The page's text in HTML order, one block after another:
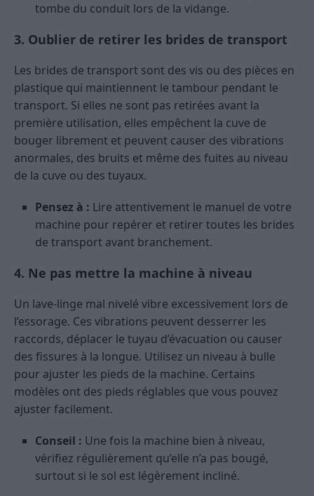
tombe du conduit lors de la vidange.
3. Oublier de retirer les brides de transport
Les brides de transport sont des vis ou des pièces en
plastique qui maintiennent le tambour pendant le
transport. Si elles ne sont pas retirées avant la
première utilisation, elles empêchent la cuve de
bouger librement et peuvent causer des vibrations
anormales, des bruits et même des fuites au niveau
de la cuve ou des tuyaux.
Pensez à : Lire attentivement le manuel de votre
machine pour repérer et retirer toutes les brides
de transport avant branchement.
4. Ne pas mettre la machine à niveau
Un lave-linge mal nivelé vibre excessivement lors de
l’essorage. Ces vibrations peuvent desserrer les
raccords, déplacer le tuyau d’évacuation ou causer
des fissures à la longue. Utilisez un niveau à bulle
pour ajuster les pieds de la machine. Certains
modèles ont des pieds réglables que vous pouvez
ajuster facilement.
Conseil : Une fois la machine bien à niveau,
vérifiez régulièrement qu’elle n’a pas bougé,
surtout si le sol est légèrement incliné.